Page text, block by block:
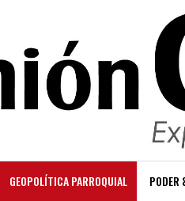
GEOPOLÍTICA PARROQUIAL PODER